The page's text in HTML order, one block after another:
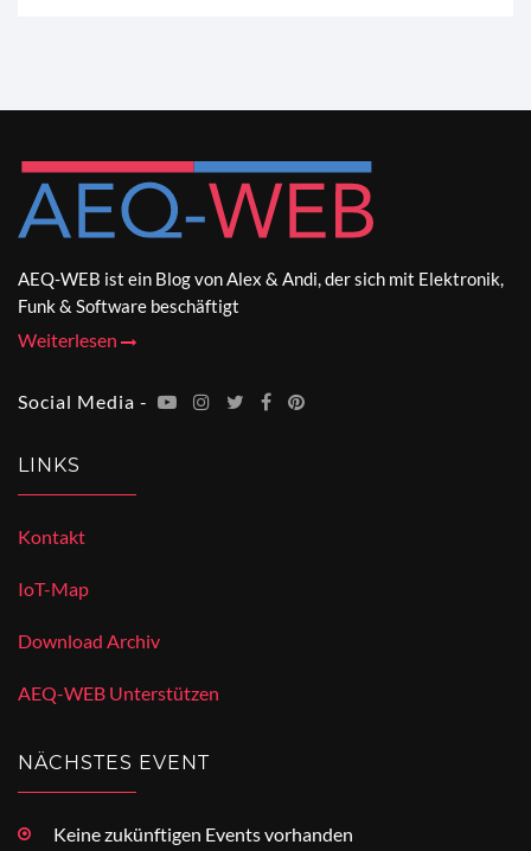
AEQ-WEB ist ein Blog von Alex & Andi, der sich mit Elektronik,
Funk & Software beschäftigt
Weiterlesen
Social Media -
LINKS
Kontakt
IoT-Map
Download Archiv
AEQ-WEB Unterstützen
NÄCHSTES EVENT
Keine zukünftigen Events vorhanden